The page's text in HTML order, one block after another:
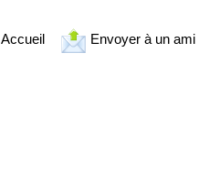
Accueil Envoyer à un ami